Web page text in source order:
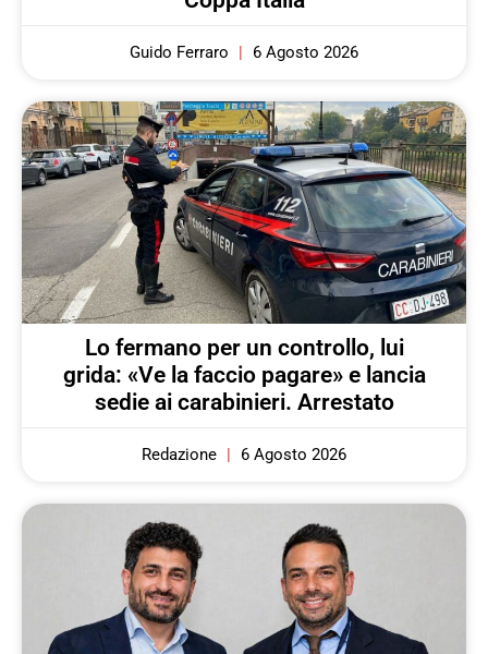
Guido Ferraro 6 Agosto 2026
Lo fermano per un controllo, lui
grida: «Ve la faccio pagare» e lancia
sedie ai carabinieri. Arrestato
Redazione 6 Agosto 2026